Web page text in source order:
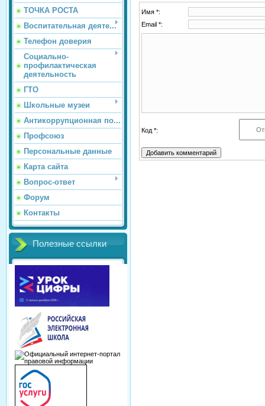
ТОЧКА РОСТА
Воспитательная деяте...
Телефон доверия
Социально-
профилактическая
деятельность
ГТО
Школьные музеи
Антикоррупционная по...
Профсоюз
Персональные данные
Карта сайта
Вопрос-ответ
Форум
Контакты
Полезные ссылки
Имя *:
Email *:
Код *: